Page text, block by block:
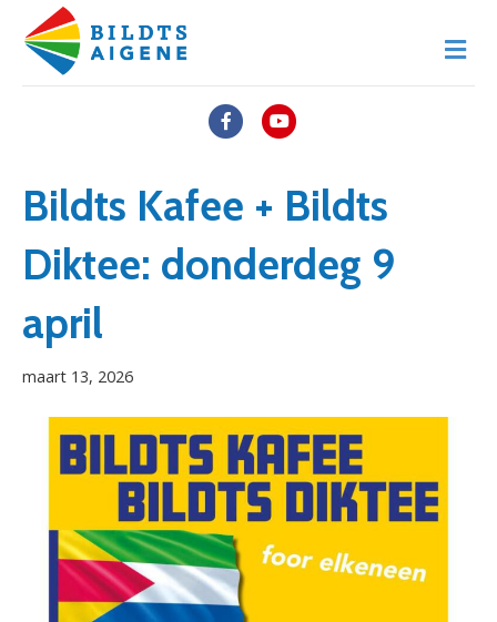
F
e
b
Y
u
u
M
e
n
Bildts Kafee + Bildts
Diktee: donderdeg 9
april
maart 13, 2026